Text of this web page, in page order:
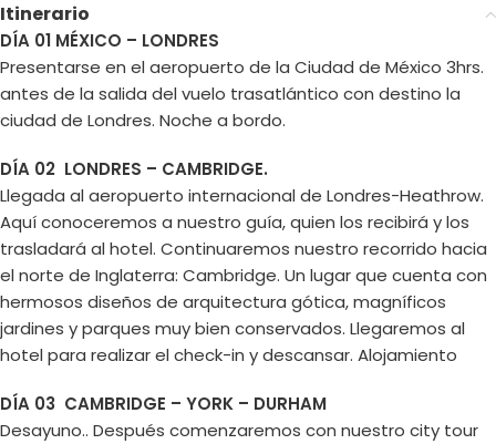
Itinerario
DÍA 01 MÉXICO – LONDRES
Presentarse en el aeropuerto de la Ciudad de México 3hrs.
antes de la salida del vuelo trasatlántico con destino la
ciudad de Londres. Noche a bordo.
DÍA 02 LONDRES – CAMBRIDGE.
Llegada al aeropuerto internacional de Londres-Heathrow.
Aquí conoceremos a nuestro guía, quien los recibirá y los
trasladará al hotel. Continuaremos nuestro recorrido hacia
el norte de Inglaterra: Cambridge. Un lugar que cuenta con
hermosos diseños de arquitectura gótica, magníficos
jardines y parques muy bien conservados. Llegaremos al
hotel para realizar el check-in y descansar. Alojamiento
DÍA 03 CAMBRIDGE – YORK – DURHAM
Desayuno.. Después comenzaremos con nuestro city tour